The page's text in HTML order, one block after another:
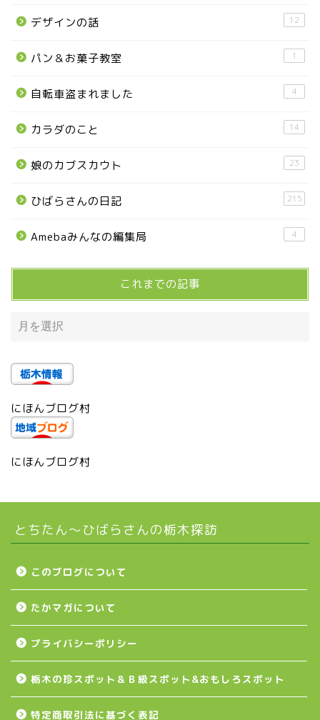
デザインの話 12
パン＆お菓子教室 1
自転車盗まれました 4
カラダのこと 14
娘のカブスカウト 23
ひばらさんの日記 215
Amebaみんなの編集局 4
これまでの記事
にほんブログ村
にほんブログ村
とちたん〜ひばらさんの栃木探訪
このブログについて
たかマガについて
プライバシーポリシー
栃木の珍スポット＆Ｂ級スポット&おもしろスポット
特定商取引法に基づく表記
宇都宮の震災後の様子